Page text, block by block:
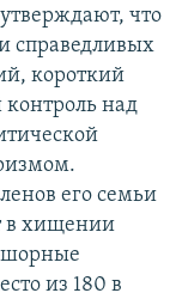
что
справедливых
короткий
контроль над
его семьи
в хищении
из 180 в